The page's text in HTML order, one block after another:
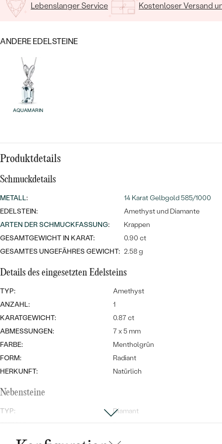
Eheringe
NACH MATERIAL
GOLD
PLATIN
Wave Kollektion
ANSEHEN
EDELSTEINSCHMUCK
SCHMUCK MIT LAB GROWN
DIAMANTEN
PERLENSCHMUCK
NACH STYL
SYMBOLISCH
MINIMALISTISCH
NACH DER FARBE
NACH DER FORM
MASSGEFERTIGTER
DIAMANTEN
Meistverkaufte
Ohrrinnge
ANSEHEN
PREISWERTE
LUXURIÖSE
Personalisierte
Halsketten
LUXURIÖSE
Meistverkaufte
Ringe
ANSEHEN
Lebenslanger Service Kostenloser Versand
ANDERE EDELSTEINE
AQUAMARIN
Produktdetails
Schmuckdetails
METALL:
14 Karat Gelbgold 585/1000
EDELSTEIN:
Amethyst und Diamante
ARTEN DER SCHMUCKFASSUNG:
Krappen
GESAMTGEWICHT IN KARAT:
0.90 ct
GESAMTES UNGEFÄHRES GEWICHT: 2.58 g
Details des eingesetzten Edelsteins
TYP:
Amethyst
ANZAHL:
1
KARATGEWICHT:
0.87 ct
ABMESSUNGEN:
7 x 5 mm
FARBE:
Mentholgrün
FORM:
Radiant
HERKUNFT:
Natürlich
Nebensteine
TYP:
Diamant
ANZAHL:
3
KARATGEWICHT: